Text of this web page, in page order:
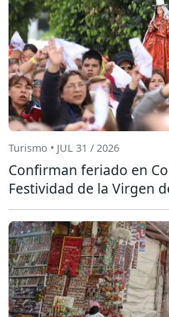
Turismo • JUL 31 / 2026
Confirman feriado en
Festividad de la Virgen